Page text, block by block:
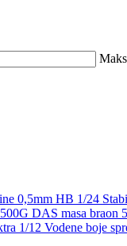
DAS masa braon
Vodene boje